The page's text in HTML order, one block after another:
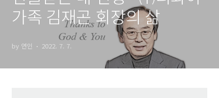
가족 김재곤 회장의 삶
by 연인 2022. 7. 7.